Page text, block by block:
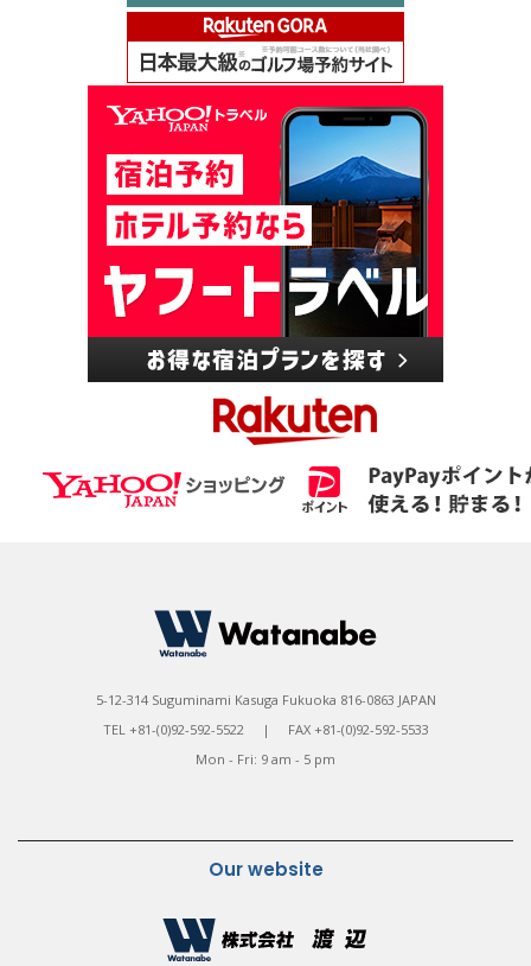
5-12-314 Suguminami Kasuga Fukuoka 816-0863 JAPAN
TEL +81-(0)92-592-5522 | FAX +81-(0)92-592-5533
Mon - Fri: 9 am - 5 pm
Our website